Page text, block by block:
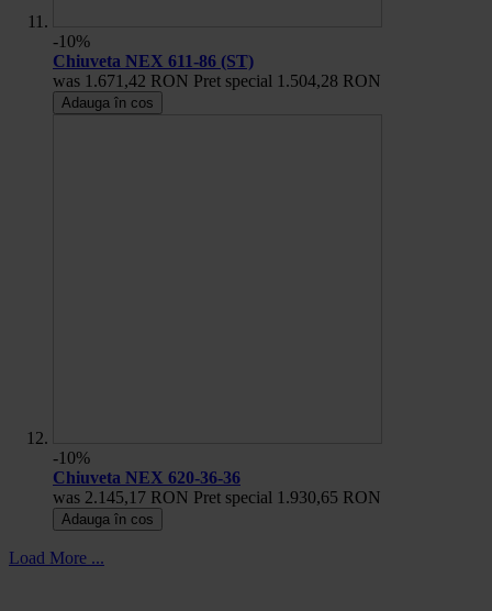
-10%
Chiuveta NEX 611-86 (ST)
was 1.671,42 RON Pret special 1.504,28 RON
Adauga în cos
-10%
Chiuveta NEX 620-36-36
was 2.145,17 RON Pret special 1.930,65 RON
Adauga în cos
Load More ...